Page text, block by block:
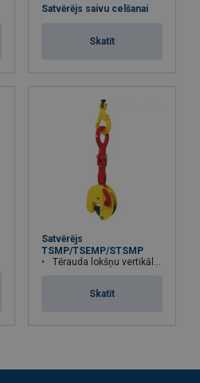
Satvērējs saivu celšanai
Skatīt
Satvērējs
TSMP/TSEMP/STSMP
Tērauda lokšņu vertikālai celšanai
Skatīt